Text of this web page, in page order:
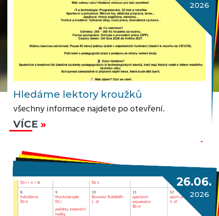
2026
Hledáme lektory kroužků
všechny informace najdete po otevření.
VÍCE
26.06.
2026